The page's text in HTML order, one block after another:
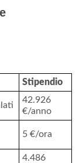
Stipendio
42.926
€/anno
5 €/ora
4.486